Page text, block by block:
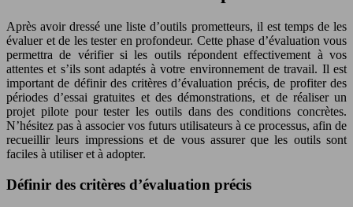
Après avoir dressé une liste d’outils prometteurs, il est temps de les
évaluer et de les tester en profondeur. Cette phase d’évaluation vous
permettra de vérifier si les outils répondent effectivement à vos
attentes et s’ils sont adaptés à votre environnement de travail. Il est
important de définir des critères d’évaluation précis, de profiter des
périodes d’essai gratuites et des démonstrations, et de réaliser un
projet pilote pour tester les outils dans des conditions concrètes.
N’hésitez pas à associer vos futurs utilisateurs à ce processus, afin de
recueillir leurs impressions et de vous assurer que les outils sont
faciles à utiliser et à adopter.
Définir des critères d’évaluation précis